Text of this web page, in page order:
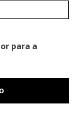
para a